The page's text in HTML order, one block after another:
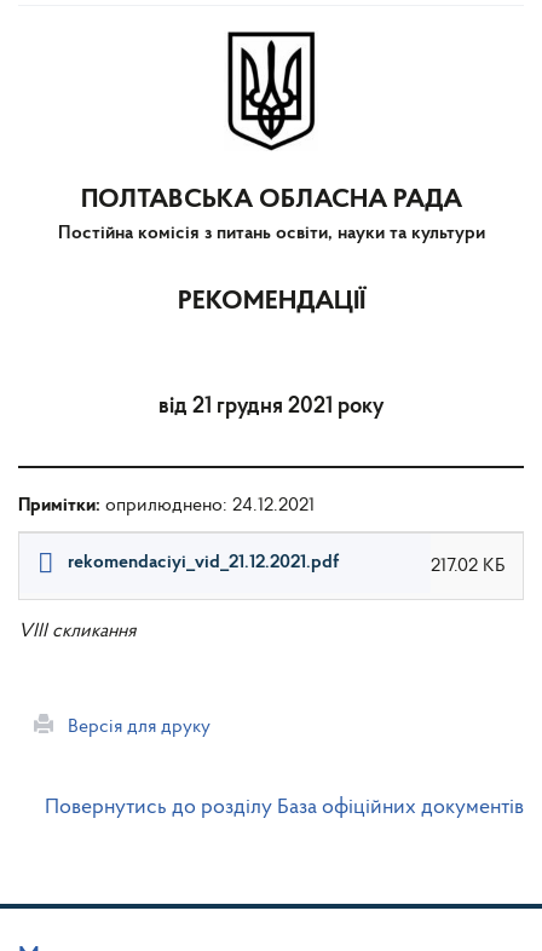
ПОЛТАВСЬКА ОБЛАСНА РАДА
Постійна комісія з питань освіти, науки та культури
РЕКОМЕНДАЦІЇ
від 21 грудня 2021 року
Примітки: оприлюднено: 24.12.2021
rekomendaciyi_vid_21.12.2021.pdf 217.02 КБ
VIII скликання
Версія для друку
Повернутись до розділу База офіційних документів